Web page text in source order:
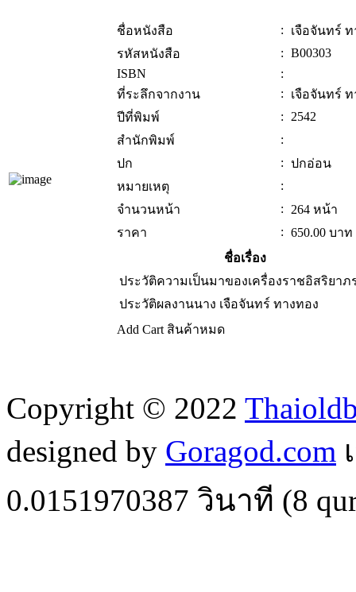
ชื่อหนังสือ :
เจือจันทร์
รหัสหนังสือ
: B00303
ISBN
:
ที่ระลึกจากงาน
:
เจือจันทร์
ปีที่พิมพ์
: 2542
สำนักพิมพ์
:
ปก
: ปกอ่อน
หมายเหตุ
:
จำนวนหน้า
: 264 หน้า
ราคา
: 650.00 บาท
ชื่อเรื่อง
ประวัติความเป็นมาของเครื่องราชอิสริยา
ประวัติผลงานนาง เจือจันทร์ ทางทอง
Add Cart สินค้าหมด
Copyright © 2022
designed by Goragod.com
0.0151970387 วินาที (8